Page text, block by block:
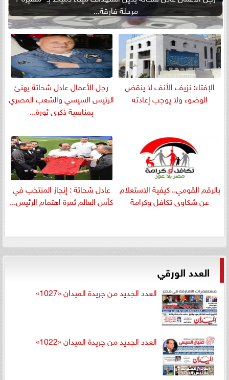
مرحلة فارقة...
الإفتاء: نزيف الأنف لا ينقض
الوضوء ولا يوجب إعادته
رجل الأعمال عادل شحاتة يهنئ
الرئيس السيسي والشعب المصري
بمناسبة ذكرى ثورة...
بالرقم القومي.. كيفية الاستعلام
عن شكاوى تكافل وكرامة
عادل شحاتة : إنجاز المنتخب في
كأس العالم ثمرة اهتمام الرئيس...
العدد الورقي
العدد الجديد من جريدة الميدان «1027»
العدد الجديد من جريدة الميدان «1022»